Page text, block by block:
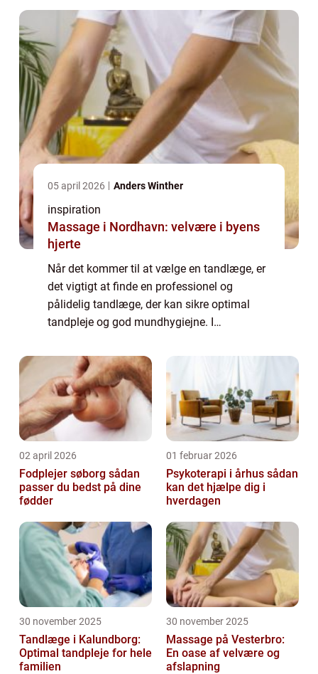
være en ud...
05 april 2026 Anders Winther
inspiration
Massage i Nordhavn: velvære i byens
hjerte
Når det kommer til at vælge en tandlæge, er
det vigtigt at finde en professionel og
pålidelig tandlæge, der kan sikre optimal
tandpleje og god mundhygiejne. I
tandlæger at vælge imellem, men det kan
være en ud...
02 april 2026
Fodplejer søborg sådan
passer du bedst på dine
fødder
01 februar 2026
Psykoterapi i århus sådan
kan det hjælpe dig i
hverdagen
30 november 2025
Tandlæge i Kalundborg:
Optimal tandpleje for hele
familien
30 november 2025
Massage på Vesterbro:
En oase af velvære og
afslapning